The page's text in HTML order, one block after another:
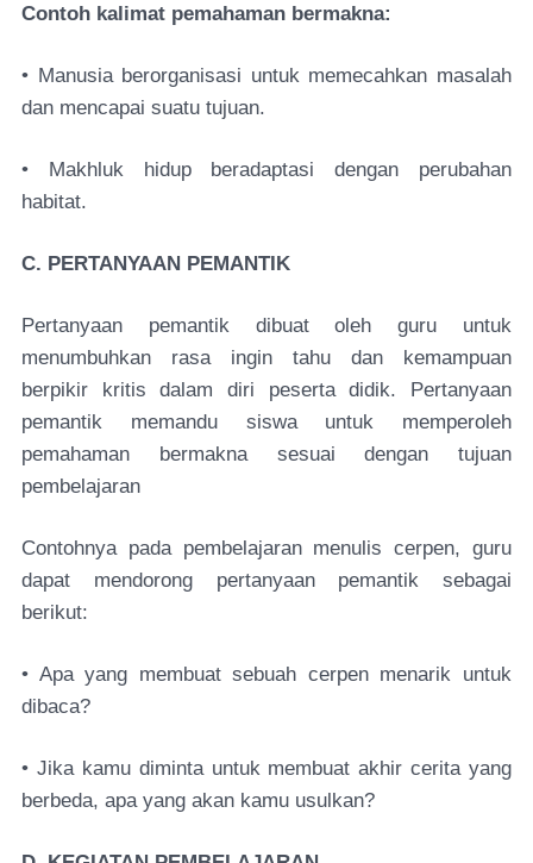
Contoh kalimat pemahaman bermakna:
• Manusia berorganisasi untuk memecahkan masalah
dan mencapai suatu tujuan.
• Makhluk hidup beradaptasi dengan perubahan
habitat.
C. PERTANYAAN PEMANTIK
Pertanyaan pemantik dibuat oleh guru untuk
menumbuhkan rasa ingin tahu dan kemampuan
berpikir kritis dalam diri peserta didik. Pertanyaan
pemantik memandu siswa untuk memperoleh
pemahaman bermakna sesuai dengan tujuan
pembelajaran
Contohnya pada pembelajaran menulis cerpen, guru
dapat mendorong pertanyaan pemantik sebagai
berikut:
• Apa yang membuat sebuah cerpen menarik untuk
dibaca?
• Jika kamu diminta untuk membuat akhir cerita yang
berbeda, apa yang akan kamu usulkan?